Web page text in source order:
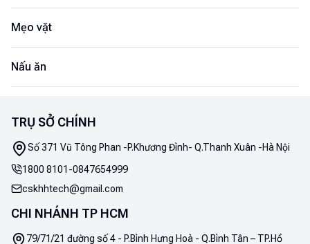
Mẹo vặt
Nấu ăn
TRỤ SỞ CHÍNH
Số 371 Vũ Tông Phan -P.Khương Đình- Q.Thanh Xuân -Hà Nội
1800 8101 -0847654999
cskhhtech@gmail.com
CHI NHÁNH TP HCM
79/71/21 đường số 4 - P.Bình Hưng Hoà - Q.Bình Tân – TP.Hồ